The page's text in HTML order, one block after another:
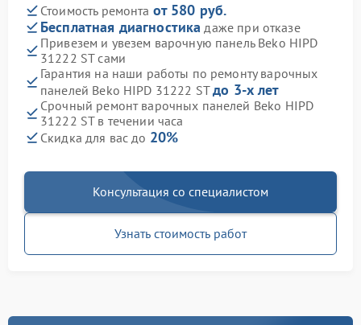
Стоимость ремонта от 580 руб.
Бесплатная диагностика даже при отказе
Привезем и увезем варочную панель Beko HIPD
31222 ST сами
Гарантия на наши работы по ремонту варочных
панелей Beko HIPD 31222 STдо 3-х лет
Срочный ремонт варочных панелей Beko HIPD
31222 ST в течении часа
Скидка для вас до 20%
Консультация со специалистом
Узнать стоимость работ